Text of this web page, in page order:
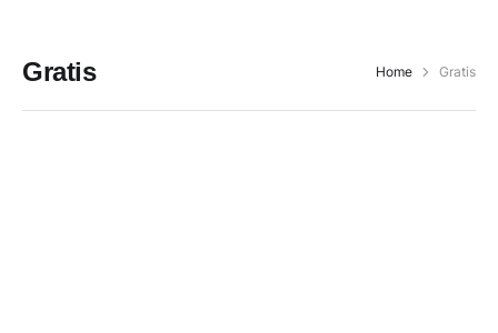
Gratis Home Gratis